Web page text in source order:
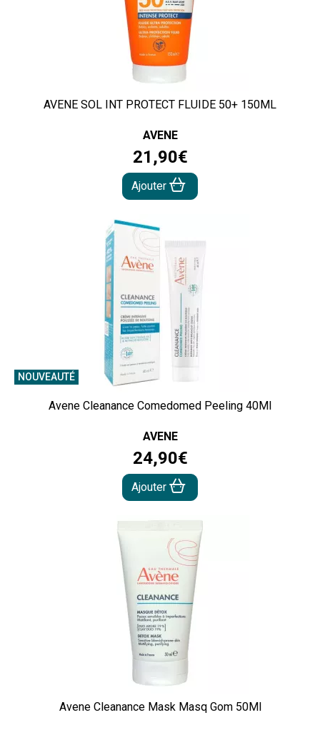
AVENE SOL INT PROTECT FLUIDE 50+ 150ML
AVENE
21 ,90€
Ajouter
NOUVEAUTÉ
Avene Cleanance Comedomed Peeling 40Ml
AVENE
24,90€
Ajouter
Avene Cleanance Mask Masq Gom 50Ml